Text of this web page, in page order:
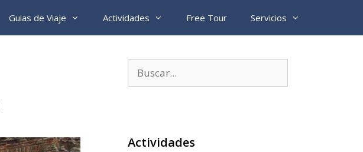
Guias de Viaje Actividades Free Tour Servicios
Actividades